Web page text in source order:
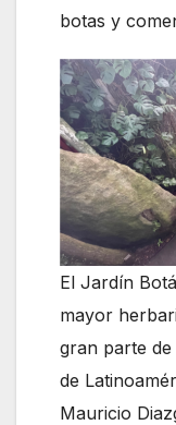
botas y
El Jardín
mayor
gran parte
de
Mauricio